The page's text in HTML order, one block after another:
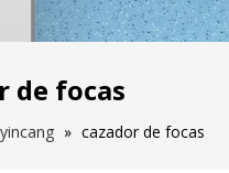
de focas
yincang » cazador de focas